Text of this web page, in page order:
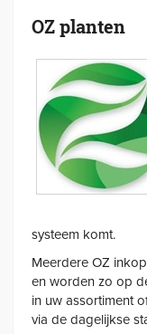
OZ planten
systeem komt.
Meerdere OZ
en worden zo op
in uw assortiment
via de dagelijkse